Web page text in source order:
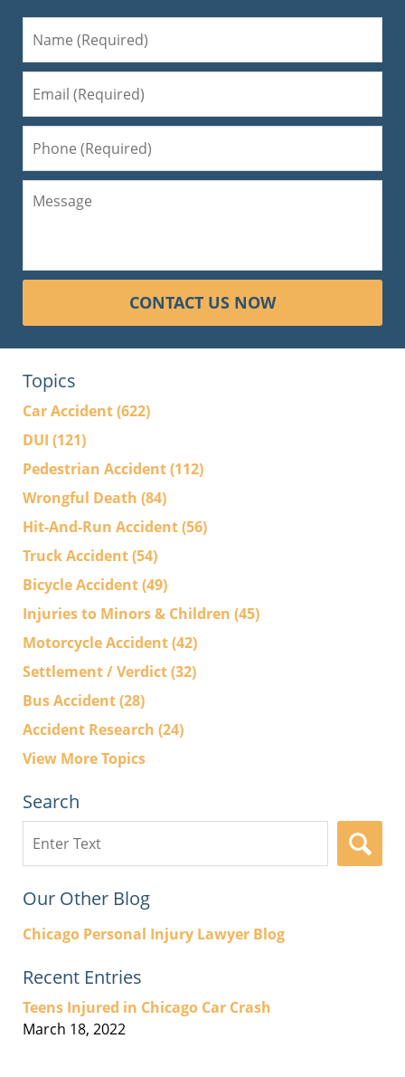
CONTACT US NOW
Topics
Car Accident(622)
DUI (121)
Pedestrian Accident(112)
Wrongful Death (84)
Hit-And-Run Accident(56)
Truck Accident(54)
Bicycle Accident(49)
Injuries to Minors & Children (45)
Motorcycle Accident(42)
Settlement / Verdict(32)
Bus Accident(28)
Accident Research (24)
View More Topics
Search
here
Our Other Blog
Chicago Personal Injury Lawyer Blog
Recent Entries
Teens Injured in Chicago Car Crash
March 18, 2022